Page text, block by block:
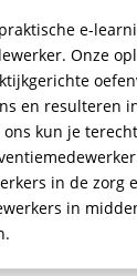
e-
Onze
en resulteren
kun je
in de zorg
in